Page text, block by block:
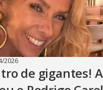
2026
de gigantes!